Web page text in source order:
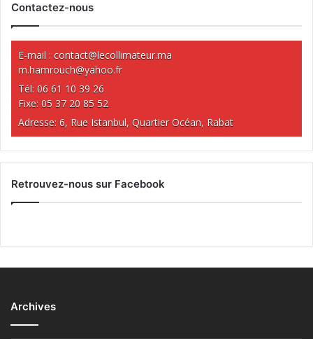
Contactez-nous
E-mail : contact@lecollimateur.ma
m.hamrouch@yahoo.fr
Tél: 06 61 10 39 26
Fixe: 05 37 20 85 52
Adresse: 6, Rue Istanbul, Quartier Océan, Rabat
Retrouvez-nous sur Facebook
Archives